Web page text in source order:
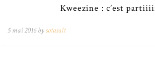
Kweezine : c’est
5 mai 2016 bysotasalt